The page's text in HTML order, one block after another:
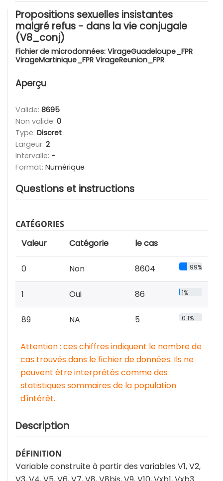
Propositions sexuelles insistantes
malgré refus - dans la vie conjugale
(V8_conj)
Fichier de microdonnées: VirageGuadeloupe_FPR
VirageMartinique_FPR VirageReunion_FPR
Aperçu
Valide: 8695
Non valide: 0
Type: Discret
Largeur: 2
Intervalle: -
Format: Numérique
Questions et instructions
CATÉGORIES
Valeur Catégorie le cas
0 Non 8604 99%
1 Oui 86 1%
89 NA 5 0.1%
Attention : ces chiffres indiquent le nombre de
cas trouvés dans le fichier de données. Ils ne
peuvent être interprétés comme des
statistiques sommaires de la population
d'intérêt.
Description
DÉFINITION
Variable construite à partir des variables V1, V2,